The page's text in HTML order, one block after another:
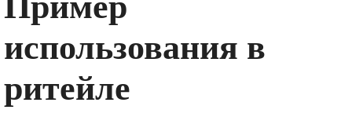
использования в
ритейле